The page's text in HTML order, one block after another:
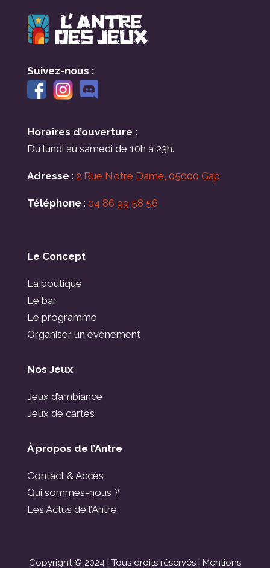
Suivez-nous :
Horaires d’ouverture :
Du lundi au samedi de 10h à 23h.
Adresse : 2 Rue Notre Dame, 05000 Gap
Téléphone : 04 86 99 58 56
Le Concept
La boutique
Le bar
Le programme
Organiser un événement
Nos Jeux
Jeux d’ambiance
Jeux de cartes
À propos de l’Antre
Contact & Accès
Qui sommes-nous ?
Les Actus de l’Antre
Copyright © 2024 | Tous droits réservés | Mentions